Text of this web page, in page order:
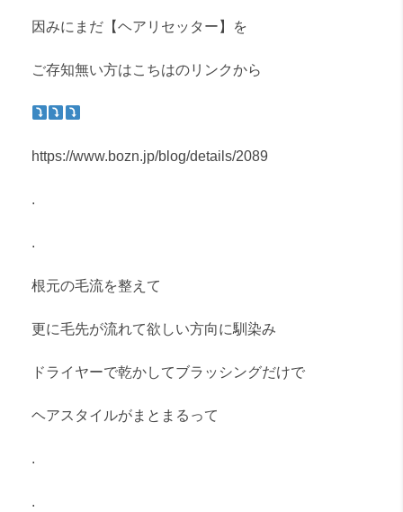
因みにまだ【ヘアリセッター】を
ご存知無い方はこちはのリンクから
https://www.bozn.jp/blog/details/2089
.
.
根元の毛流を整えて
更に毛先が流れて欲しい方向に馴染み
ドライヤーで乾かしてブラッシングだけで
ヘアスタイルがまとまるって
.
.